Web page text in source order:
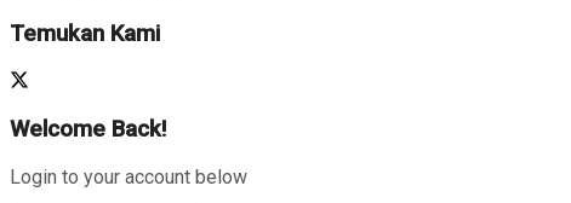
Temukan Kami
Welcome Back!
Login to your account below